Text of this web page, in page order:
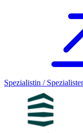
Spezialistin /